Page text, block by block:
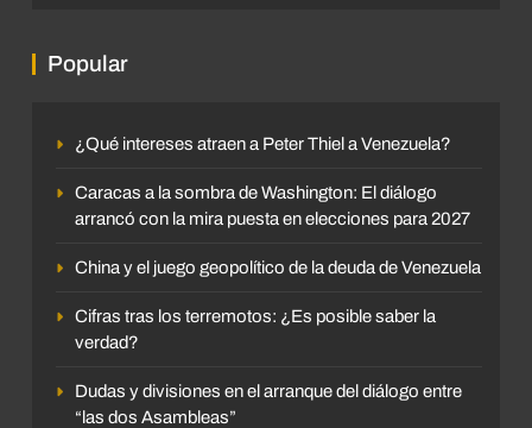
Popular
¿Qué intereses atraen a Peter Thiel a Venezuela?
Caracas a la sombra de Washington: El diálogo
arrancó con la mira puesta en elecciones para 2027
China y el juego geopolítico de la deuda de Venezuela
Cifras tras los terremotos: ¿Es posible saber la
verdad?
Dudas y divisiones en el arranque del diálogo entre
“las dos Asambleas”